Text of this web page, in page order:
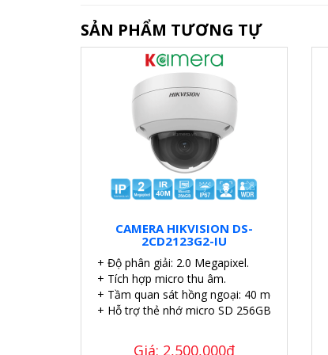
SẢN PHẨM TƯƠNG TỰ
CAMERA HIKVISION DS-
2CD2123G2-IU
+ Độ phân giải: 2.0 Megapixel.
+ Tích hợp micro thu âm.
+ Tầm quan sát hồng ngoại: 40 mét.
+ Hỗ trợ thẻ nhớ micro SD 256GB.
Giá: 2,500,000đ